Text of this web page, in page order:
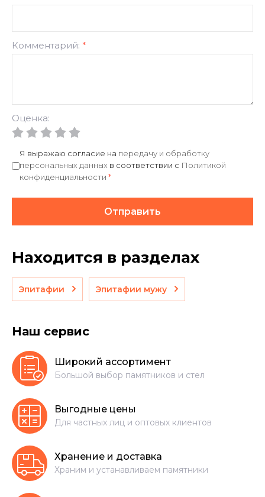
Комментарий: *
Оценка:
Я выражаю согласие на передачу и обработку
персональных данных в соответствии с Политикой
конфиденциальности *
Отправить
Находится в разделах
Эпитафии Эпитафии мужу
Наш сервис
Широкий ассортимент
Большой выбор памятников и стел
Выгодные цены
Для частных лиц и оптовых клиентов
Хранение и доставка
Храним и устанавливаем памятники